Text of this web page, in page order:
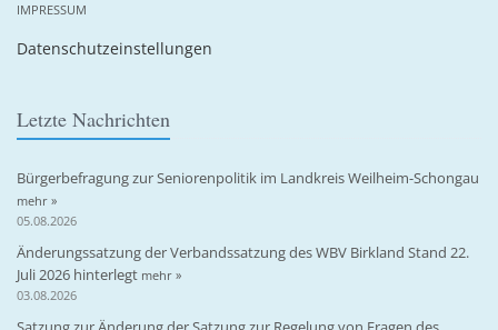
IMPRESSUM
Datenschutzeinstellungen
Letzte Nachrichten
Bürgerbefragung zur Seniorenpolitik im Landkreis Weilheim-Schongau
mehr »
05.08.2026
Änderungssatzung der Verbandssatzung des WBV Birkland Stand 22.
Juli 2026 hinterlegt mehr »
03.08.2026